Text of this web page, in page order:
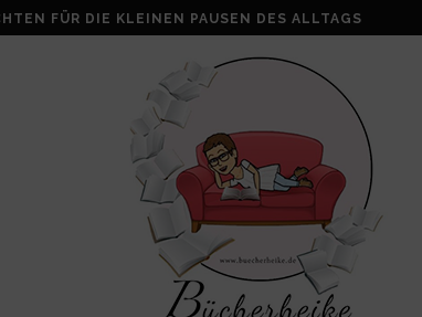
FÜR DIE KLEINEN PAUSEN DES ALLTAGS